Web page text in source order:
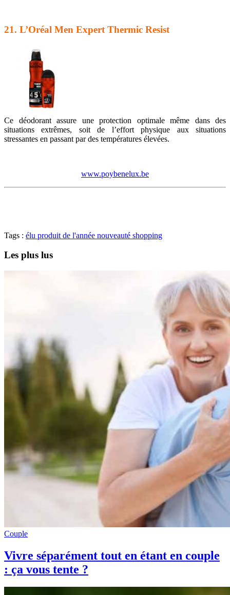
21. L’Oréal Men Expert Thermic Resist
Ce déodorant assure une protection optimale même dans des
situations extrêmes, soit de l’effort physique aux situations
stressantes en passant par des températures élevées.
www.poybenelux.be
Tags : élu produit de l'année nouveauté shopping
Les plus lus
Couple
Vivre séparément tout en étant en couple
: ça vous tente ?